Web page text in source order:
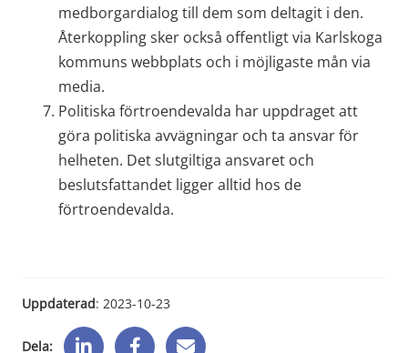
medborgardialog till dem som deltagit i den.
Återkoppling sker också offentligt via Karlskoga
kommuns webbplats och i möjligaste mån via
media.
Politiska förtroendevalda har uppdraget att
göra politiska avvägningar och ta ansvar för
helheten. Det slutgiltiga ansvaret och
beslutsfattandet ligger alltid hos de
förtroendevalda.
Uppdaterad: 2023-10-23
Dela: